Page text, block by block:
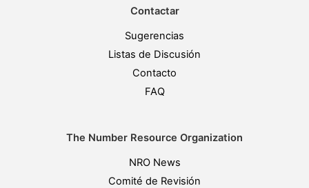
Contactar
Sugerencias
Listas de Discusión
Contacto
FAQ
The Number Resource Organization
NRO News
Comité de Revisión